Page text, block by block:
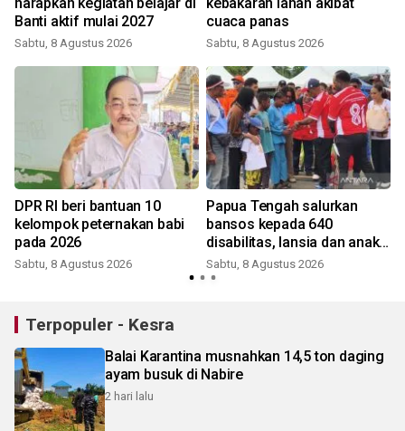
Banti aktif mulai 2027
Sabtu, 8 Agustus 2026
cuaca panas
Sabtu, 8 Agustus 2026
DPR RI beri bantuan 10
kelompok peternakan babi
pada 2026
Sabtu, 8 Agustus 2026
Papua Tengah salurkan
bansos kepada 640
disabilitas, lansia dan anak
terlantar
Sabtu, 8 Agustus 2026
Terpopuler - Kesra
Balai Karantina musnahkan 14,5 ton daging
ayam busuk di Nabire
2 hari lalu